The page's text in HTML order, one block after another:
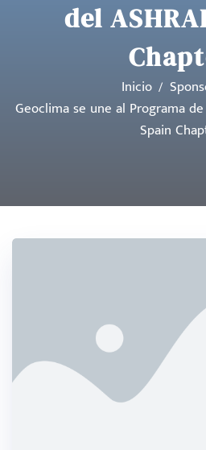
del
Inicio
Geoclima se une al Programa
Spain